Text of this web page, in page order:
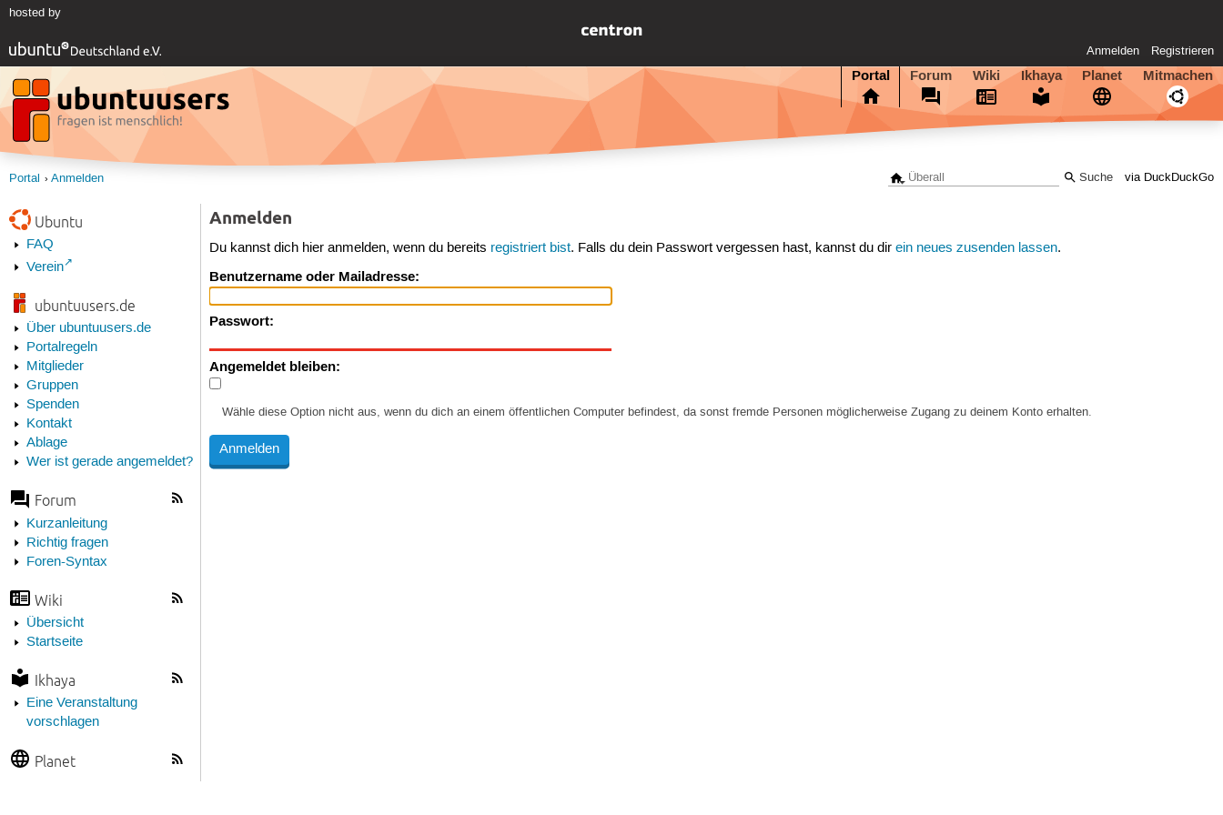
hosted by
Anmelden Registrieren
Portal Forum Wiki Ikhaya Planet Mitmachen
via DuckDuckGo
Portal Anmelden
Ubuntu
FAQ
Verein
ubuntuusers.de
Über ubuntuusers.de
Portalregeln
Mitglieder
Gruppen
Spenden
Kontakt
Ablage
Wer ist gerade angemeldet?
Forum
Kurzanleitung
Richtig fragen
Foren-Syntax
Wiki
Übersicht
Startseite
Ikhaya
Eine Veranstaltung
vorschlagen
Planet
Anmelden
Du kannst dich hier anmelden, wenn du bereits registriert bist. Falls du dein Passwort vergessen hast, kannst du direin neues zusenden lassen.
Benutzername oder Mailadresse:
Passwort:
Angemeldet bleiben:
Wähle diese Option nicht aus, wenn du dich an einem öffentlichen Computer befindest, da sonst fremde Personen möglicherweise Zugang zu deinem Konto erhalten.